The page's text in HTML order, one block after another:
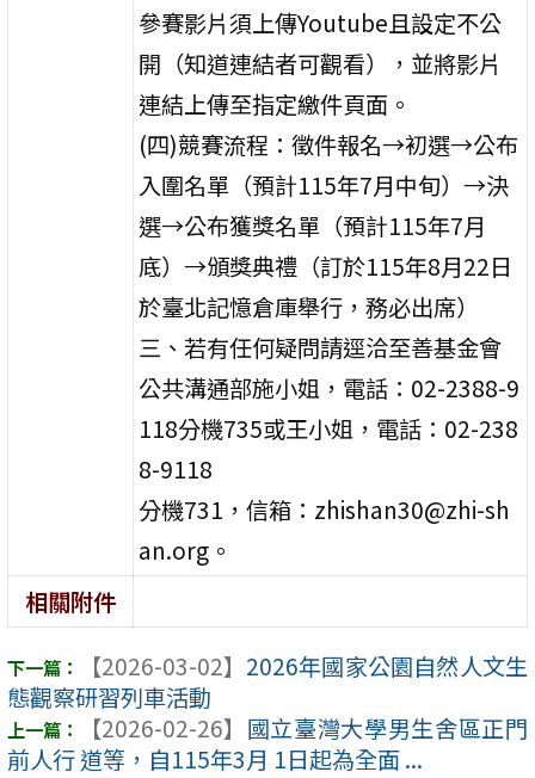
參賽影片須上傳Youtube且設定不公
開（知道連結者可觀看），並將影片
連結上傳至指定繳件頁面。
(四)競賽流程：徵件報名→初選→公布
入圍名單（預計115年7月中旬）→決
選→公布獲獎名單（預計115年7月
底）→頒獎典禮（訂於115年8月22日
於臺北記憶倉庫舉行，務必出席）
三、若有任何疑問請逕洽至善基金會
公共溝通部施小姐，電話：02-2388-9
118分機735或王小姐，電話：02-238
8-9118
分機731，信箱：zhishan30@zhi-sh
an.org。
相關附件
【2026-03-02】 2026年國家公園自然人文生
態觀察研習列車活動
【2026-02-26】 國立臺灣大學男生舍區正門
前人行 道等，自115年3月 1日起為全面 ...